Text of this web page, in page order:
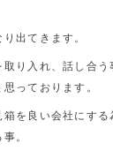
出てきます。
り入れ、話し合
っております。
を良い会社にする
。